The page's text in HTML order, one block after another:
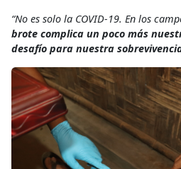
“No es solo la COVID-19. En los
brote complica un poco más
desafío para nuestra